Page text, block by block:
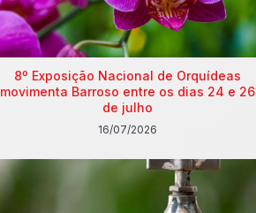
8º Exposição Nacional de Orquídeas
movimenta Barroso entre os dias 24 e 26
de julho
16/07/2026